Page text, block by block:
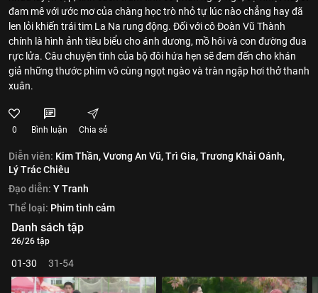
đam mê với ước mơ của chàng học trò nhỏ tự lúc nào chẳng hay đã
len lỏi khiến trái tim La Na rung động. Đối với cô Đoàn Vũ Thành
chính là hình ảnh tiêu biểu cho ánh dương, mồ hôi và con đường đua
rực lửa. Câu chuyện tình của bộ đôi hứa hẹn sẽ đem đến cho khán
giả những thước phim vô cùng ngọt ngào và tràn ngập hơi thở thanh
xuân.
0 Bình luận Chia sẻ
Diễn viên: Kim Thần,Vương An Vũ,Trì Gia,Trương Khải Oánh,
Lý Trác Chiêu
Đạo diễn: Y Tranh
Thể loại: Phim tình cảm
Danh sách tập
26/26 tập
01-30 31-54